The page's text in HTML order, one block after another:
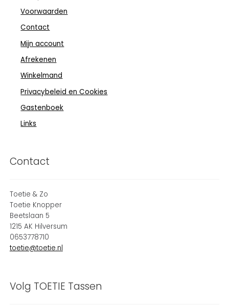
Voorwaarden
Contact
Mijn account
Afrekenen
Winkelmand
Privacybeleid en Cookies
Gastenboek
Links
Contact
Toetie & Zo
Toetie Knopper
Beetslaan 5
1215 AK Hilversum
0653778710
toetie@toetie.nl
Volg TOETIE Tassen